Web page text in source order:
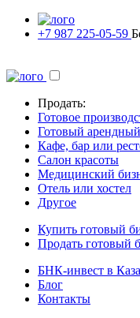
+7 987 225-05-59
Продать:
Готовое
Готовый
Кафе, бар или
Салон красоты
Медицинский
Отель или хостел
Другое
Купить готовый
Продать готовый
БНК-инвест в
Блог
Контакты